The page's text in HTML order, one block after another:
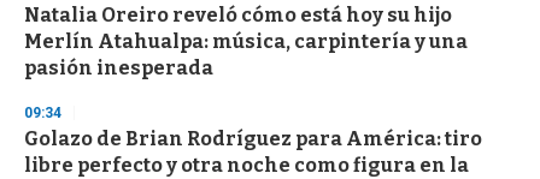
Natalia Oreiro reveló cómo está hoy su hijo
Merlín Atahualpa: música, carpintería y una
pasión inesperada
09:34
Golazo de Brian Rodríguez para América: tiro
libre perfecto y otra noche como figura en la